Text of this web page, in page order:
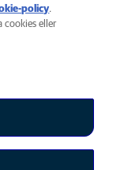
policy(opens in a
new tab)
.
cookies eller